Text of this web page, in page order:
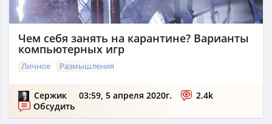
Чем себя занять на карантине? Варианты
компьютерных игр
Личное Размышления
Сержик 03:59, 5 апреля 2020г.
2.4k
Обсудить